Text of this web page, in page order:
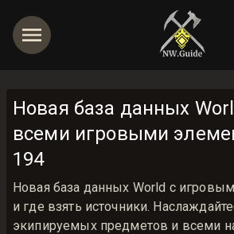
Новая база данных
всеми игровыми
194
Новая база данных World с
и где взять источники.
экипируемых предметов и всеми